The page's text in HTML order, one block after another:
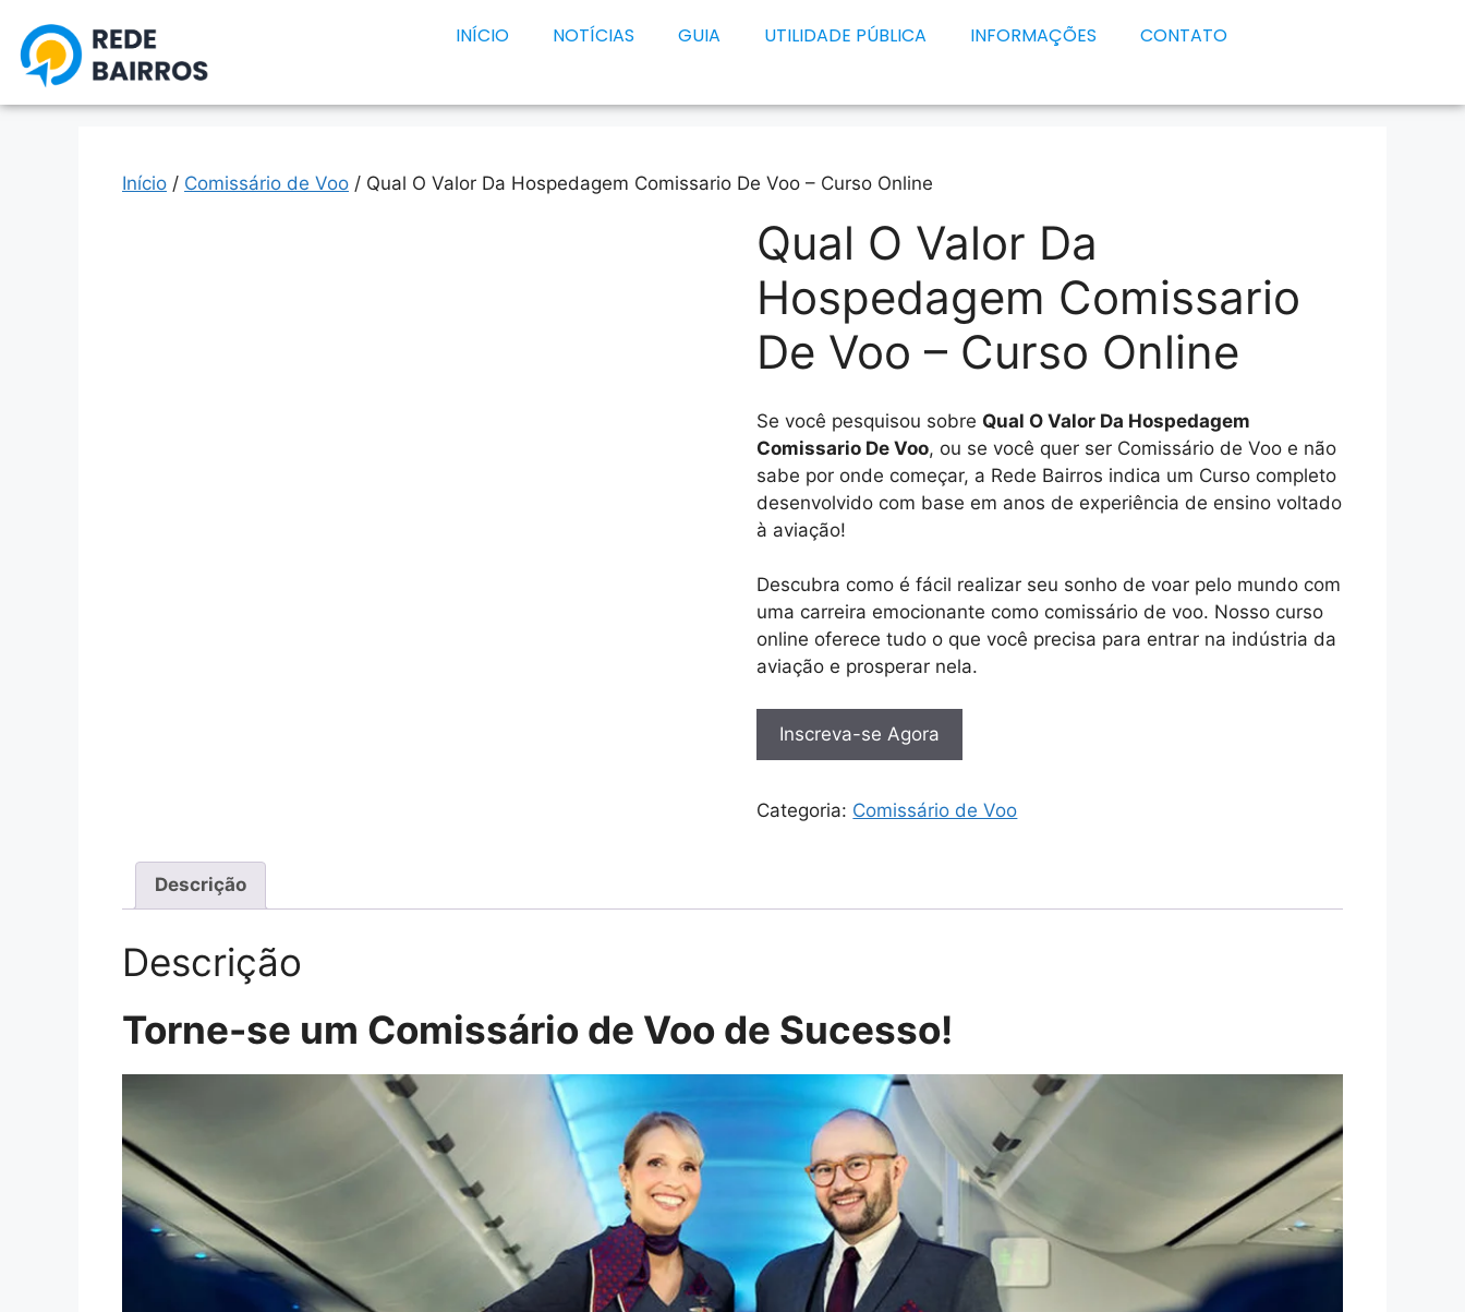
INÍCIO NOTÍCIAS GUIA UTILIDADE PÚBLICA INFORMAÇÕES CONTATO
Início / Comissário de Voo / Qual O Valor Da Hospedagem Comissario De Voo – Curso Online
Qual O Valor Da
Hospedagem Comissario
De Voo – Curso Online
Se você pesquisou sobre Qual O Valor Da Hospedagem
Comissario De Voo, ou se você quer ser Comissário de Voo e não
sabe por onde começar, a Rede Bairros indica um Curso completo
desenvolvido com base em anos de experiência de ensino voltado
à aviação!
Descubra como é fácil realizar seu sonho de voar pelo mundo com
uma carreira emocionante como comissário de voo. Nosso curso
online oferece tudo o que você precisa para entrar na indústria da
aviação e prosperar nela.
Inscreva-se Agora
Categoria: Comissário de Voo
Descrição
Descrição
Torne-se um Comissário de Voo de Sucesso!